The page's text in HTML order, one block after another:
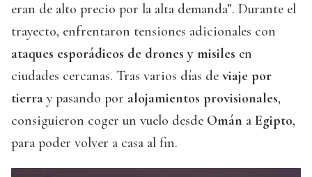
eran de alto precio por la alta demanda”. Durante el
trayecto, enfrentaron tensiones adicionales con
ataques esporádicos de drones y misiles en
ciudades cercanas. Tras varios días de viaje por
tierra y pasando por alojamientos provisionales,
consiguieron coger un vuelo desde Omán a Egipto,
para poder volver a casa al fin.